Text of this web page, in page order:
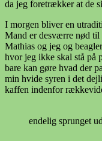
da jeg foretrækker at de
I morgen bliver en
Mand er desværre nød til
Mathias og jeg og
hvor jeg ikke skal stå på
bare kan gøre hvad der
min hvide syren i det
kaffen indenfor
endelig sprunget ud